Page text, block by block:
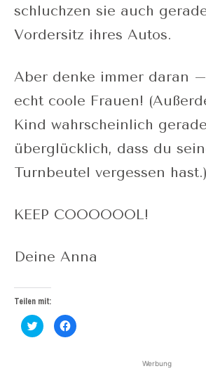
schluchzen sie auch
Vordersitz ihres Autos.
Aber denke immer daran
echt coole Frauen!
Kind wahrscheinlich gerade
überglücklich, dass du
Turnbeutel vergessen hast.)
KEEP COOOOOOL!
Deine Anna
Teilen mit:
Klick,
um
Klick,
um
Werbung